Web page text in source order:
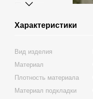
Характеристики
Вид изделия
Материал
Плотность материала
Материал подкладки